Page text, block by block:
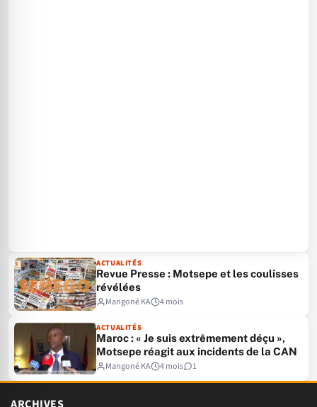
ACTUALITÉS
Revue Presse : Motsepe et les coulisses
révélées
Mangoné KA
4 mois
ACTUALITÉS
Maroc : « Je suis extrêmement déçu »,
Motsepe réagit aux incidents de la CAN
Mangoné KA
4 mois 1